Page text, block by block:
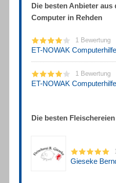
Die besten Anbieter aus
Computer in Rehden
1 Bewertung
ET-NOWAK
1 Bewertung
ET-NOWAK
Die besten